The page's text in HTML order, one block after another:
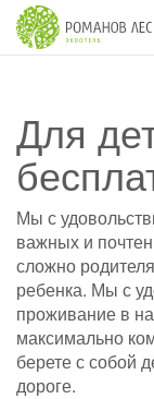
Для
Мы с
важных и
сложно
ребенка. Мы с
проживание в
максимально
берете с собой
дороге.